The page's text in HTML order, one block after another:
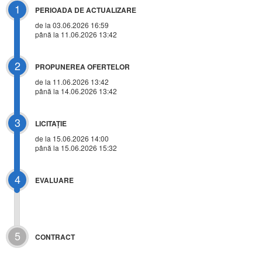
1 PERIOADA DE ACTUALIZARE
de la 03.06.2026 16:59
până la 11.06.2026 13:42
2 PROPUNEREA OFERTELOR
de la 11.06.2026 13:42
până la 14.06.2026 13:42
3 LICITAŢIE
de la 15.06.2026 14:00
până la 15.06.2026 15:32
4 EVALUARE
5 CONTRACT